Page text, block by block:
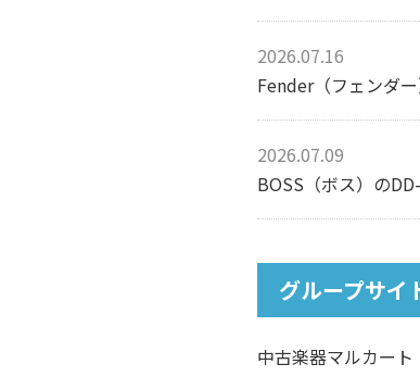
2026.07.16
2026.07.09
グループサイ
中古楽器マルカート